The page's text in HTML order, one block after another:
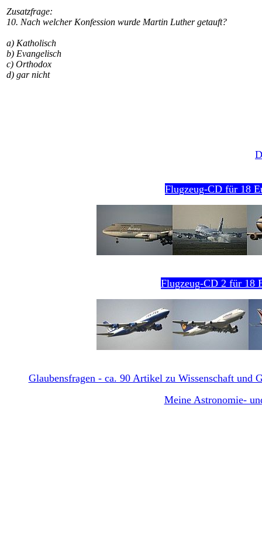
Zusatzfrage:
10. Nach welcher Konfession wurde Martin Luther getauft?
a) Katholisch
b) Evangelisch
c) Orthodox
d) gar nicht
Flugzeug-CD für 18
Flugzeug-CD 2 für 18
Glaubensfragen - ca. 90 Artikel zu Wissenschaft und
Meine Astronomie-